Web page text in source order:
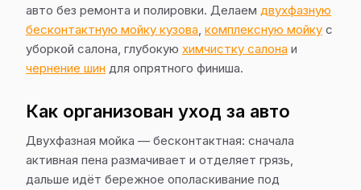
авто без ремонта и полировки. Делаем двухфазную
бесконтактную мойку кузова, комплексную мойку с
уборкой салона, глубокую химчистку салона и
чернение шин для опрятного финиша.
Как организован уход за авто
Двухфазная мойка — бесконтактная: сначала
активная пена размачивает и отделяет грязь,
дальше идёт бережное ополаскивание под